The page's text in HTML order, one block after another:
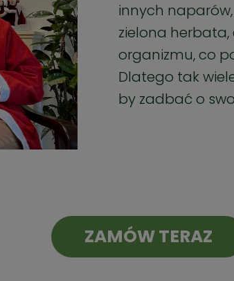
innych
zielona
organizmu, co
Dlatego tak
by zadbać o
ZAMÓW TERAZ